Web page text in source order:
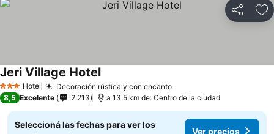
Compartir
3 Estrellas
Hotel Decoración rústica y con encanto
Jeri Village Hotel
8,5 Excelente 2.213 a 13.5 km de: Centro de la ciudad
Seleccioná las fechas para ver los
Ver precios